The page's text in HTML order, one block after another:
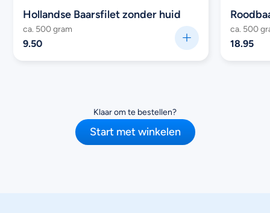
Hollandse Baarsfilet zonder huid
ca. 500 gram
9.50
ca. 500
18.95
Klaar om te bestellen?
Start met winkelen